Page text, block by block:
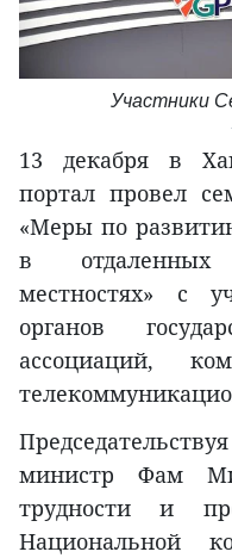
Участники
13 декабря в
портал провел
«Меры по
в отдаленных
местностях» с
органов
ассоциаций,
министр Фам
трудности и
Национальной